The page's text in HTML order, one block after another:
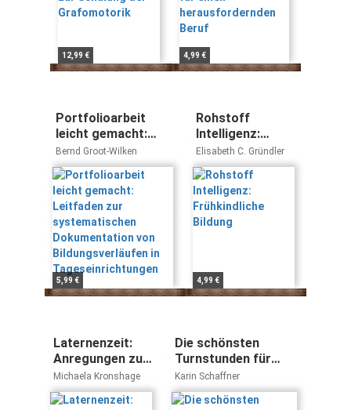
12,99 € 4,99 €
Portfolioarbeit
leicht gemacht:
Leitfaden zur
systematischen
Dokumentation von
Bildungsverläufen
in
Tageseinrichtungen
Bernd Groot-Wilken
5,99 €
Rohstoff
Intelligenz:
Frühkindliche
Bildung
Elisabeth C. Gründler
4,99 €
Laternenzeit:
Anregungen zur
Festgestaltung
und zum Basteln
von Laternen
Michaela Kronshage
Die schönsten
Turnstunden für
Kinder im Vor- und
Grundschulalter: 59
Stundenbilder zum
Karin Schaffner